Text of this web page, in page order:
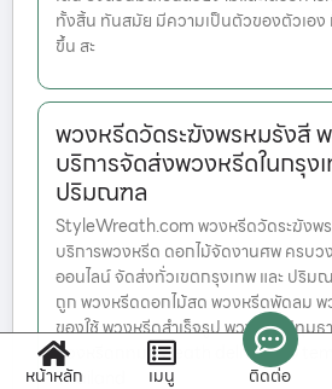
ทั้งสิ้น ทันสมัย มีความเป็นตัวของตัวเอง
ขึ้น สะ
พวงหรีดวัดระฆังพรหมรังสี
บริการจัดส่งพวงหรีดในกรุง
ปริมณฑล
StyleWreath.com พวงหรีดวัดระฆังพ
บริการพวงหรีด ดอกไม้จัดงานศพ ครบว
ออนไลน์ จัดส่งทั่วเขตกรุงเทพ และ ปริม
ถูก พวงหรีดดอกไม้สด พวงหรีดพัดลม พ
ของใช้ พวงหรีดสำเร็จรูป พวงหรีดปทุม
พวงหรีดกทม Wreath delivery to
Thailand
หน้าหลัก เมนู ติดต่อ